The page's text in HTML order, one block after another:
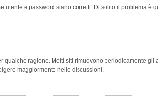
e password siano corretti. Di solito il problema è
ragione. Molti siti rimuovono periodicamente
maggiormente nelle discussioni.